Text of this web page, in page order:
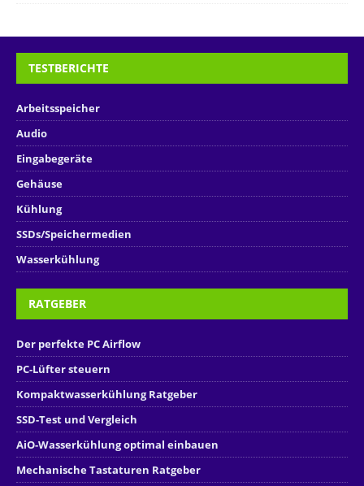
TESTBERICHTE
Arbeitsspeicher
Audio
Eingabegeräte
Gehäuse
Kühlung
SSDs/Speichermedien
Wasserkühlung
RATGEBER
Der perfekte PC Airflow
PC-Lüfter steuern
Kompaktwasserkühlung Ratgeber
SSD-Test und Vergleich
AiO-Wasserkühlung optimal einbauen
Mechanische Tastaturen Ratgeber